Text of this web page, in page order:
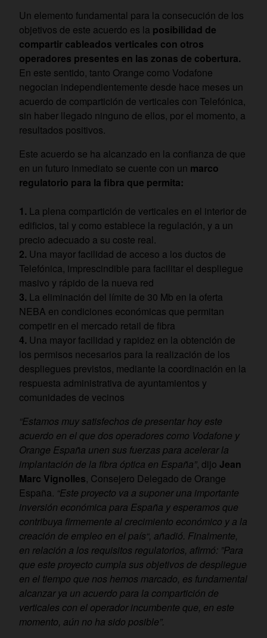
Un elemento fundamental para la consecución de los
objetivos de este acuerdo es la posibilidad de
compartir cableados verticales con otros
operadores presentes en las zonas de cobertura.
En este sentido, tanto Orange como Vodafone
negocian independientemente desde hace meses un
acuerdo de compartición de verticales con Telefónica,
sin haber llegado ninguno de ellos, por el momento, a
resultados positivos.
Este acuerdo se ha alcanzado en la confianza de que
en un futuro inmediato se cuente con un marco
regulatorio para la fibra que permita:
1. La plena compartición de verticales en el interior de
edificios, tal y como establece la regulación, y a un
precio adecuado a su coste real.
2. Una mayor facilidad de acceso a los ductos de
Telefónica, imprescindible para facilitar el despliegue
masivo y rápido de la nueva red
3. La eliminación del límite de 30 Mb en la oferta
NEBA en condiciones económicas que permitan
competir en el mercado retail de fibra
4. Una mayor facilidad y rapidez en la obtención de
los permisos necesarios para la realización de los
despliegues previstos, mediante la coordinación en la
respuesta administrativa de ayuntamientos y
comunidades de vecinos
“Estamos muy satisfechos de presentar hoy este
acuerdo en el que dos operadores como Vodafone y
Orange España unen sus fuerzas para acelerar la
implantación de la fibra óptica en España”, dijo Jean
Marc Vignolles, Consejero Delegado de Orange
España. “Este proyecto va a suponer una importante
inversión económica para España y esperamos que
contribuya firmemente al crecimiento económico y a la
creación de empleo en el país“, añadió. Finalmente,
en relación a los requisitos regulatorios, afirmó: ”Para
que este proyecto cumpla sus objetivos de despliegue
en el tiempo que nos hemos marcado, es fundamental
alcanzar ya un acuerdo para la compartición de
verticales con el operador incumbente que, en este
momento, aún no ha sido posible”.